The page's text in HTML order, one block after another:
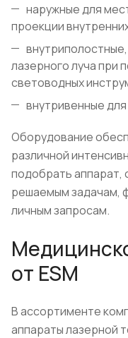
наружные для
проекции
лазерного луча при
световодных
внутривенные
Оборудование
различной
подобрать
решаемым задачам,
личным запросам.
от ESM
В ассортименте
аппараты лазерной